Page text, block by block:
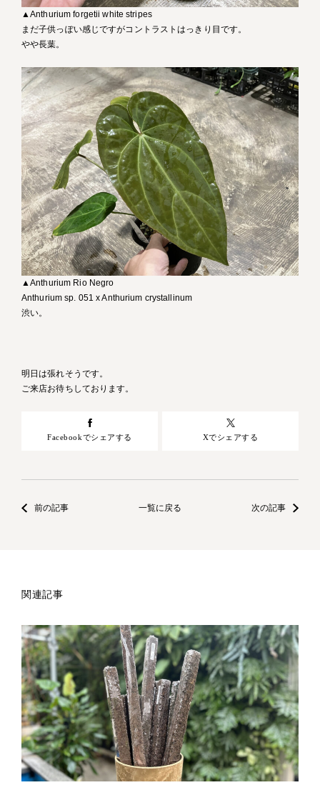
▲Anthurium forgetii white stripes
まだ子供っぽい感じですがコントラストはっきり目です。
やや長葉。
▲Anthurium Rio Negro
Anthurium sp. 051 x Anthurium crystallinum
渋い。
明日は張れそうです。
ご来店お待ちしております。
Facebookでシェアする Xでシェアする
前の記事 一覧に戻る 次の記事
関連記事